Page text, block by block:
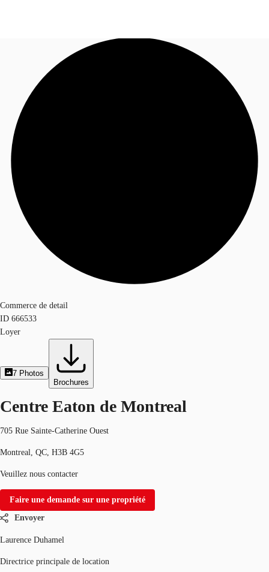
Tendances & perspectives
Favoris
Nous contacter
Commerce de detail
ID 666533
Loyer
7 Photos
Brochures
Centre Eaton de Montreal
705 Rue Sainte-Catherine Ouest
Montreal, QC, H3B 4G5
Veuillez nous contacter
Faire une demande sur une propriété
Envoyer
Laurence Duhamel
Directrice principale de location